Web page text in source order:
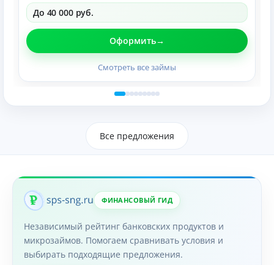
До 40 000 руб.
Оформить
Смотреть все займы
Все предложения
ФИНАНСОВЫЙ ГИД
Независимый рейтинг банковских продуктов и
микрозаймов. Помогаем сравнивать условия и
выбирать подходящие предложения.